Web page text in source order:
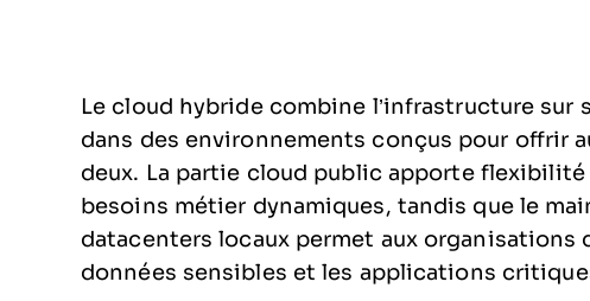
Le cloud hybride combine l’infrastructure sur
dans des environnements conçus pour offrir
deux. La partie cloud public apporte
besoins métier dynamiques, tandis que le
datacenters locaux permet aux organisations
données sensibles et les applications